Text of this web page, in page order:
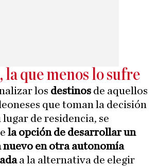
la que menos lo sufre
los destinos de aquellos
que toman la decisión
lugar de residencia, se
la opción de desarrollar un
en otra autonomía
a la alternativa de elegir